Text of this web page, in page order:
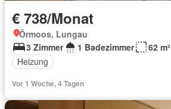
€ 738/Monat
Örmoos, Lungau
3 Zimmer
1 Badezimmer
62 m²
Heizung
Vor 1 Woche, 4 Tagen